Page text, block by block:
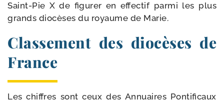
Saint-​Pie X de figu­rer en effec­tif par­mi les plus
grands dio­cèses du royaume de Marie.
Classement des diocèses de
France
Les chiffres sont ceux des Annuaires Pontificaux